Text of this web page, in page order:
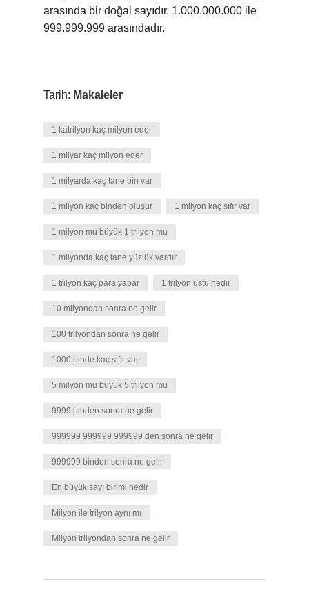
arasında bir doğal sayıdır. 1.000.000.000 ile
999.999.999 arasındadır.
Tarih: Makaleler
1 katrilyon kaç milyon eder
1 milyar kaç milyon eder
1 milyarda kaç tane bin var
1 milyon kaç binden oluşur 1 milyon kaç sıfır var
1 milyon mu büyük 1 trilyon mu
1 milyonda kaç tane yüzlük vardır
1 trilyon kaç para yapar 1 trilyon üstü nedir
10 milyondan sonra ne gelir
100 trilyondan sonra ne gelir
1000 binde kaç sıfır var
5 milyon mu büyük 5 trilyon mu
9999 binden sonra ne gelir
999999 999999 999999 den sonra ne gelir
999999 binden sonra ne gelir
En büyük sayı birimi nedir
Milyon ile trilyon aynı mı
Milyon trilyondan sonra ne gelir